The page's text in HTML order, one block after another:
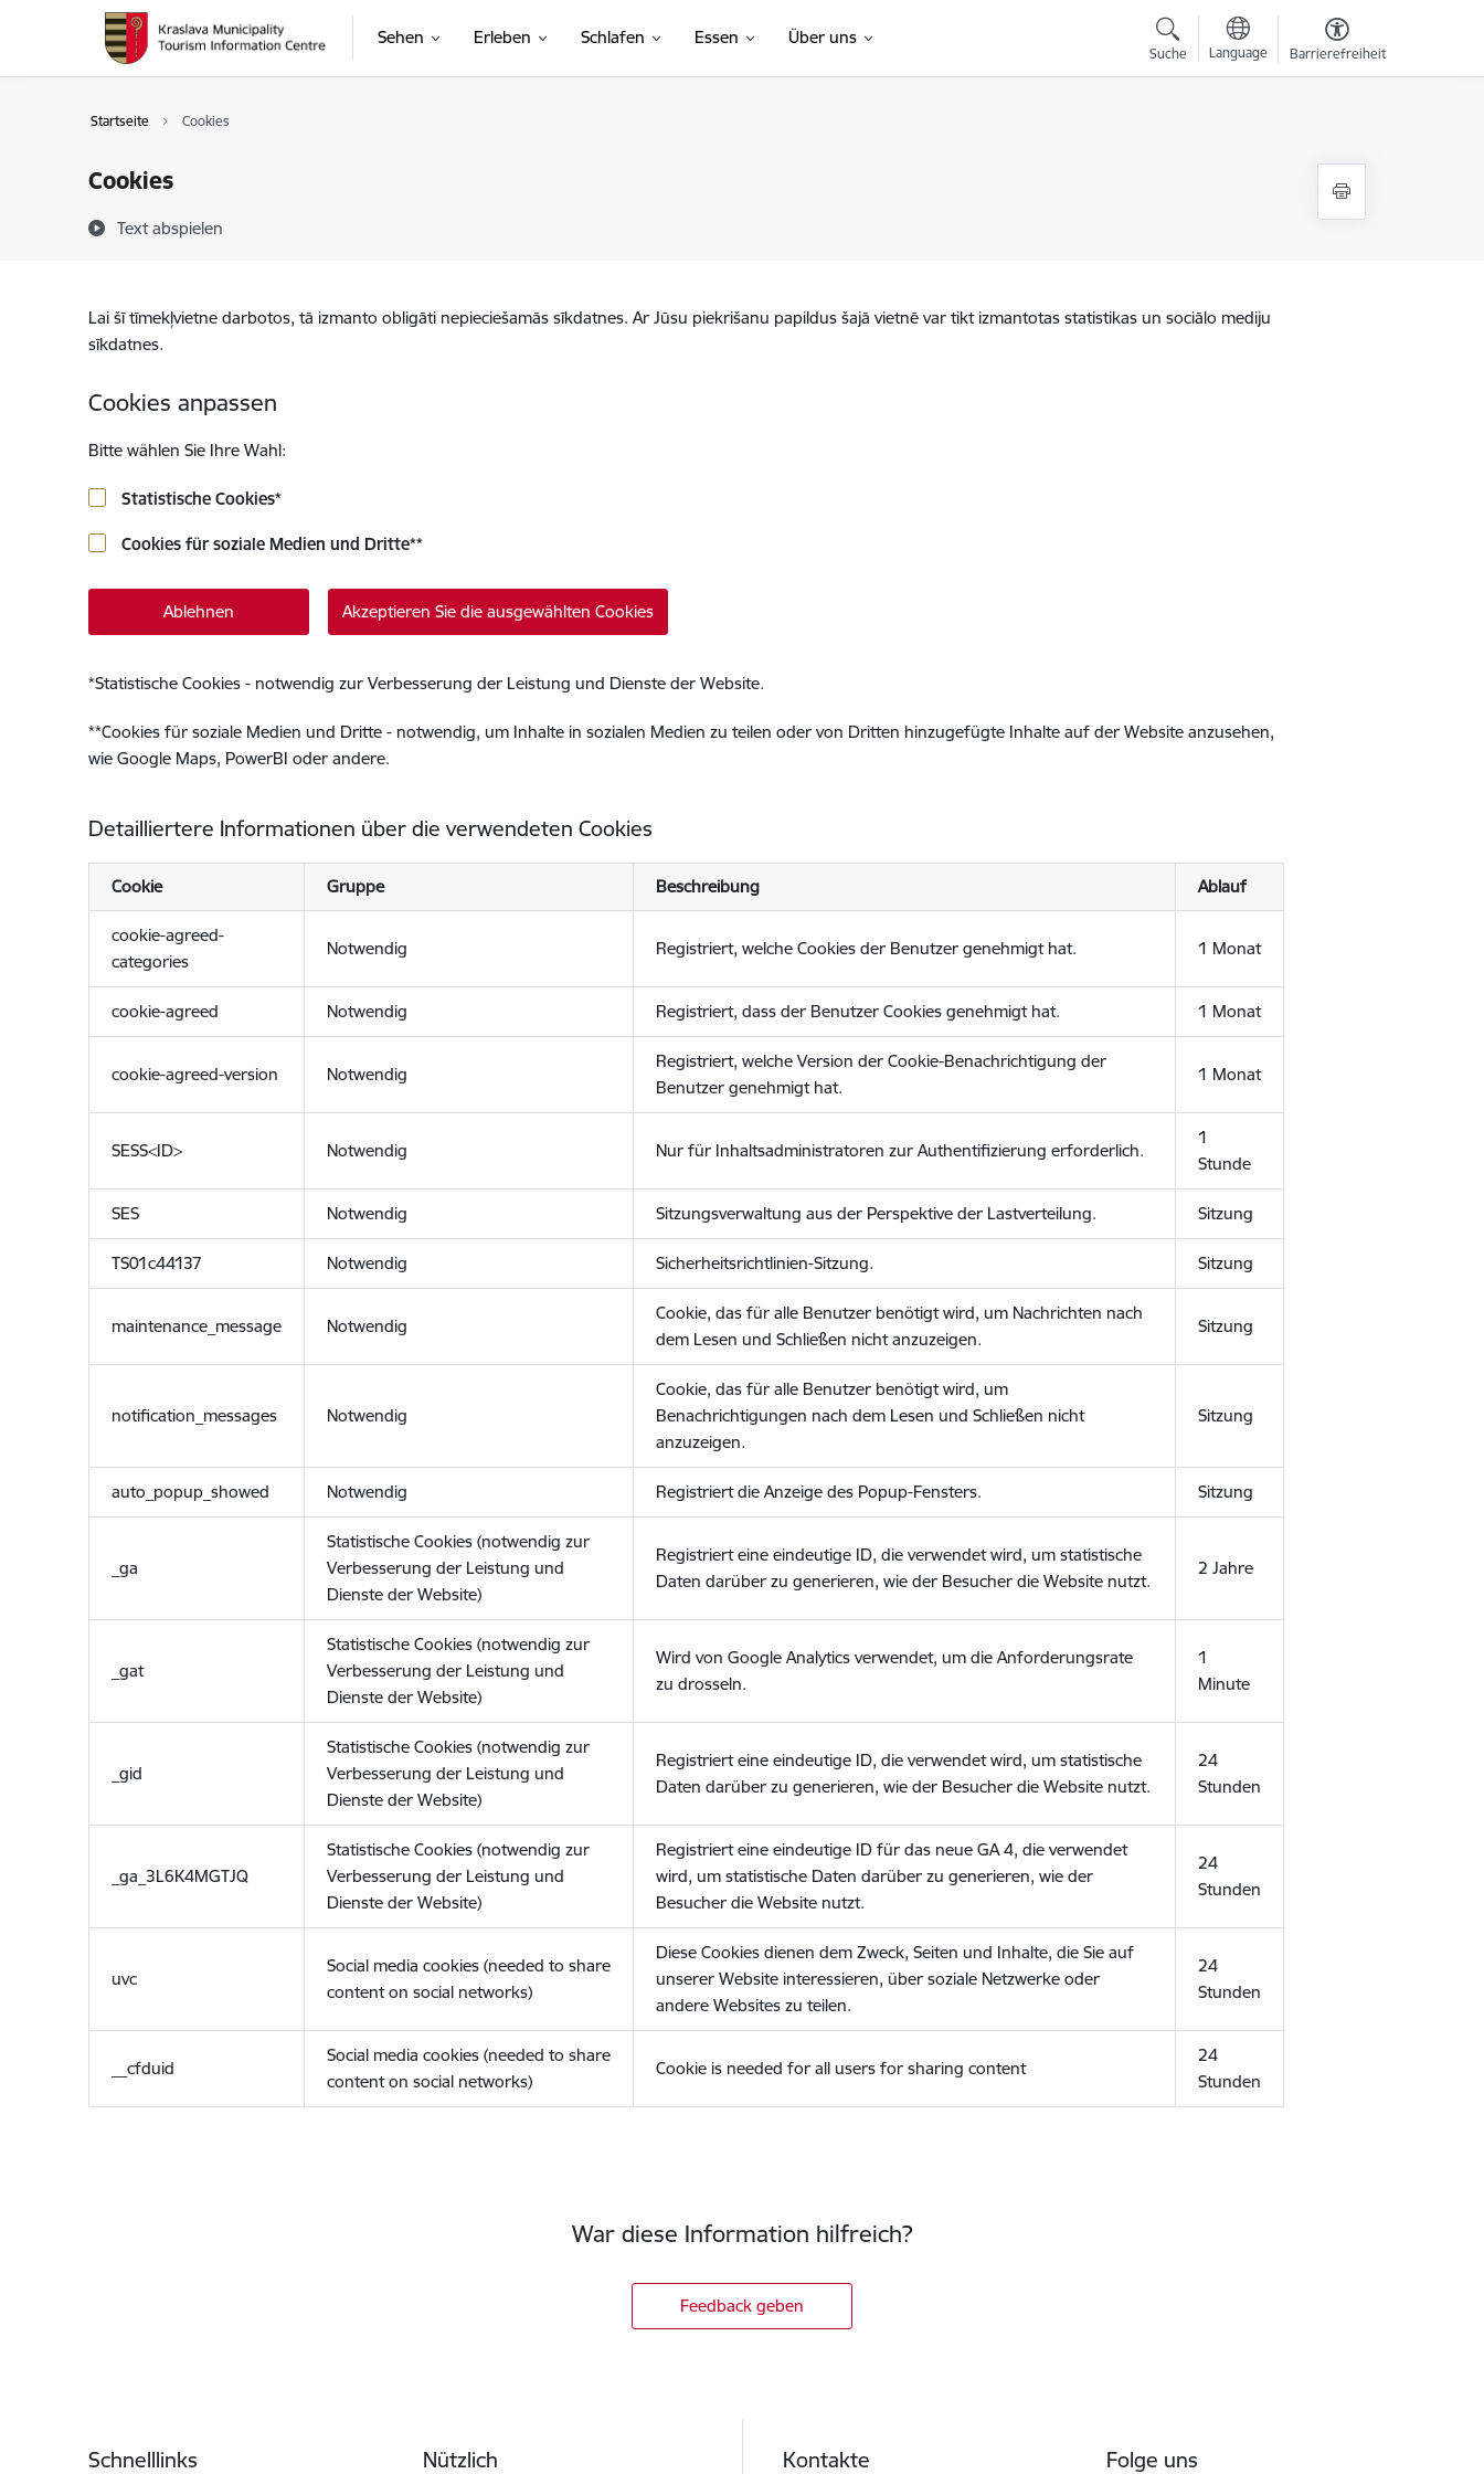
Zu Seiteninhalt springen
Sehen Erleben Schlafen Essen Über uns
Suche Language Barrierefreiheit
Startseite Cookies
Cookies
Text abspielen
Lai šī tīmekļvietne darbotos, tā izmanto obligāti nepieciešamās sīkdatnes. Ar Jūsu piekrišanu papildus šajā vietnē var tikt izmantotas statistikas un sociālo mediju
sīkdatnes.
Cookies anpassen
Bitte wählen Sie Ihre Wahl:
Statistische Cookies*
Cookies für soziale Medien und Dritte**
Ablehnen Akzeptieren Sie die ausgewählten Cookies
*Statistische Cookies - notwendig zur Verbesserung der Leistung und Dienste der Website.
**Cookies für soziale Medien und Dritte - notwendig, um Inhalte in sozialen Medien zu teilen oder von Dritten hinzugefügte Inhalte auf der Website anzusehen,
wie Google Maps, PowerBI oder andere.
Detailliertere Informationen über die verwendeten Cookies
Cookie Gruppe Beschreibung Ablauf
cookie-agreed-
categories
Notwendig Registriert, welche Cookies der Benutzer genehmigt hat. 1 Monat
cookie-agreed Notwendig Registriert, dass der Benutzer Cookies genehmigt hat. 1 Monat
cookie-agreed-version Notwendig
Registriert, welche Version der Cookie-Benachrichtigung der
Benutzer genehmigt hat.
1 Monat
SESS<ID> Notwendig Nur für Inhaltsadministratoren zur Authentifizierung erforderlich.
1
Stunde
SES Notwendig Sitzungsverwaltung aus der Perspektive der Lastverteilung. Sitzung
TS01c44137 Notwendig Sicherheitsrichtlinien-Sitzung. Sitzung
maintenance_message Notwendig
Cookie, das für alle Benutzer benötigt wird, um Nachrichten nach
dem Lesen und Schließen nicht anzuzeigen.
Sitzung
notification_messages Notwendig
Cookie, das für alle Benutzer benötigt wird, um
Benachrichtigungen nach dem Lesen und Schließen nicht
anzuzeigen.
Sitzung
auto_popup_showed Notwendig Registriert die Anzeige des Popup-Fensters. Sitzung
_ga
Statistische Cookies (notwendig zur
Verbesserung der Leistung und
Dienste der Website)
Registriert eine eindeutige ID, die verwendet wird, um statistische
Daten darüber zu generieren, wie der Besucher die Website nutzt.
2 Jahre
_gat
Statistische Cookies (notwendig zur
Verbesserung der Leistung und
Dienste der Website)
Wird von Google Analytics verwendet, um die Anforderungsrate
zu drosseln.
1
Minute
_gid
Statistische Cookies (notwendig zur
Verbesserung der Leistung und
Dienste der Website)
Registriert eine eindeutige ID, die verwendet wird, um statistische
Daten darüber zu generieren, wie der Besucher die Website nutzt.
24
Stunden
_ga_3L6K4MGTJQ
Statistische Cookies (notwendig zur
Verbesserung der Leistung und
Dienste der Website)
Registriert eine eindeutige ID für das neue GA 4, die verwendet
wird, um statistische Daten darüber zu generieren, wie der
Besucher die Website nutzt.
24
Stunden
uvc
Social media cookies (needed to share
content on social networks)
Diese Cookies dienen dem Zweck, Seiten und Inhalte, die Sie auf
unserer Website interessieren, über soziale Netzwerke oder
andere Websites zu teilen.
24
Stunden
__cfduid
Social media cookies (needed to share
content on social networks)
Cookie is needed for all users for sharing content
24
Stunden
War diese Information hilfreich?
Feedback geben
Schnelllinks Nützlich Kontakte Folge uns